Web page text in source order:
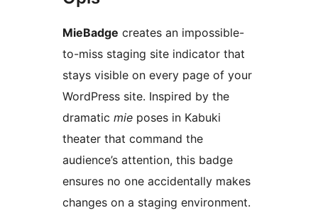
MieBadge creates an impossible-
to-miss staging site indicator that
stays visible on every page of your
WordPress site. Inspired by the
dramatic mie poses in Kabuki
theater that command the
audience’s attention, this badge
ensures no one accidentally makes
changes on a staging environment.